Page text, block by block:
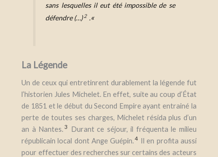
sans lesquelles il eut été impossible de se
défendre (…) 2 .«
La Légende
Un de ceux qui entretinrent durablement la légende fut
l’historien Jules Michelet. En effet, suite au coup d’État
de 1851 et le début du Second Empire ayant entrainé la
perte de toutes ses charges, Michelet résida plus d’un
an à Nantes. 3
Durant ce séjour, il fréquenta le milieu
républicain local dont Ange Guépin.4 Il en profita aussi
pour effectuer des recherches sur certains des acteurs